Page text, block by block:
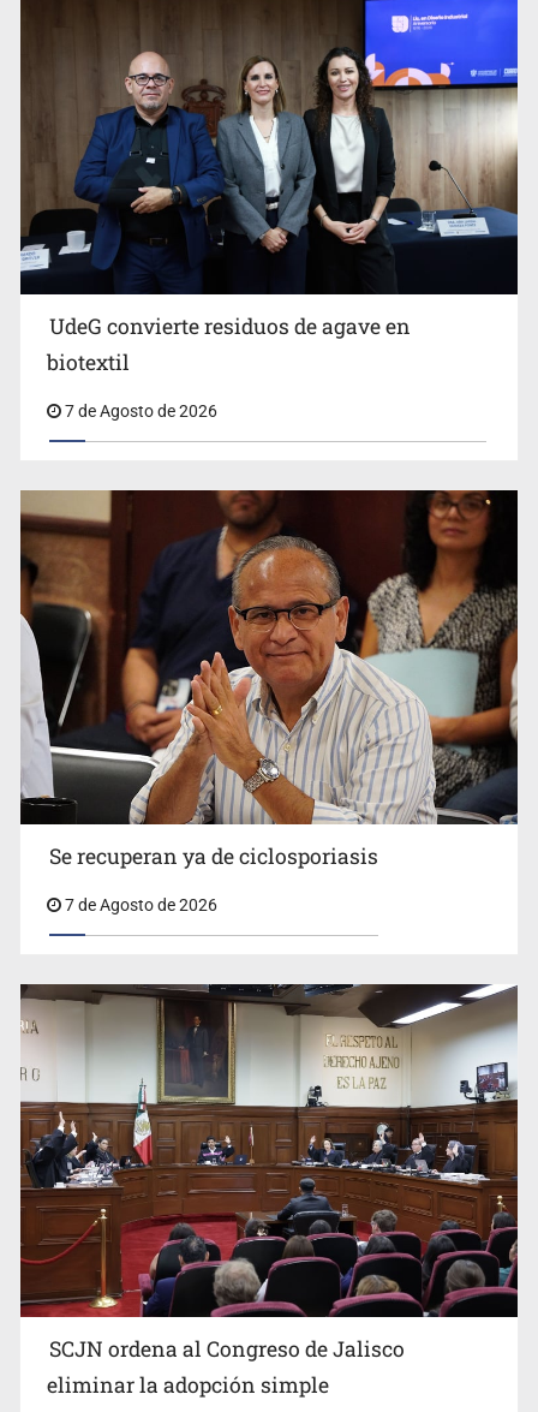
Ya hay solicitud de audiencia de imputación en caso Eli
Castro
Vecinos acusan retiro de árboles; Ijalvi niega tala
UdeG convierte residuos de agave en biotextil
UdeG convierte residuos de agave en
biotextil
7 de Agosto de 2026
Se recuperan ya de ciclosporiasis
7 de Agosto de 2026
SCJN ordena al Congreso de Jalisco
eliminar la adopción simple